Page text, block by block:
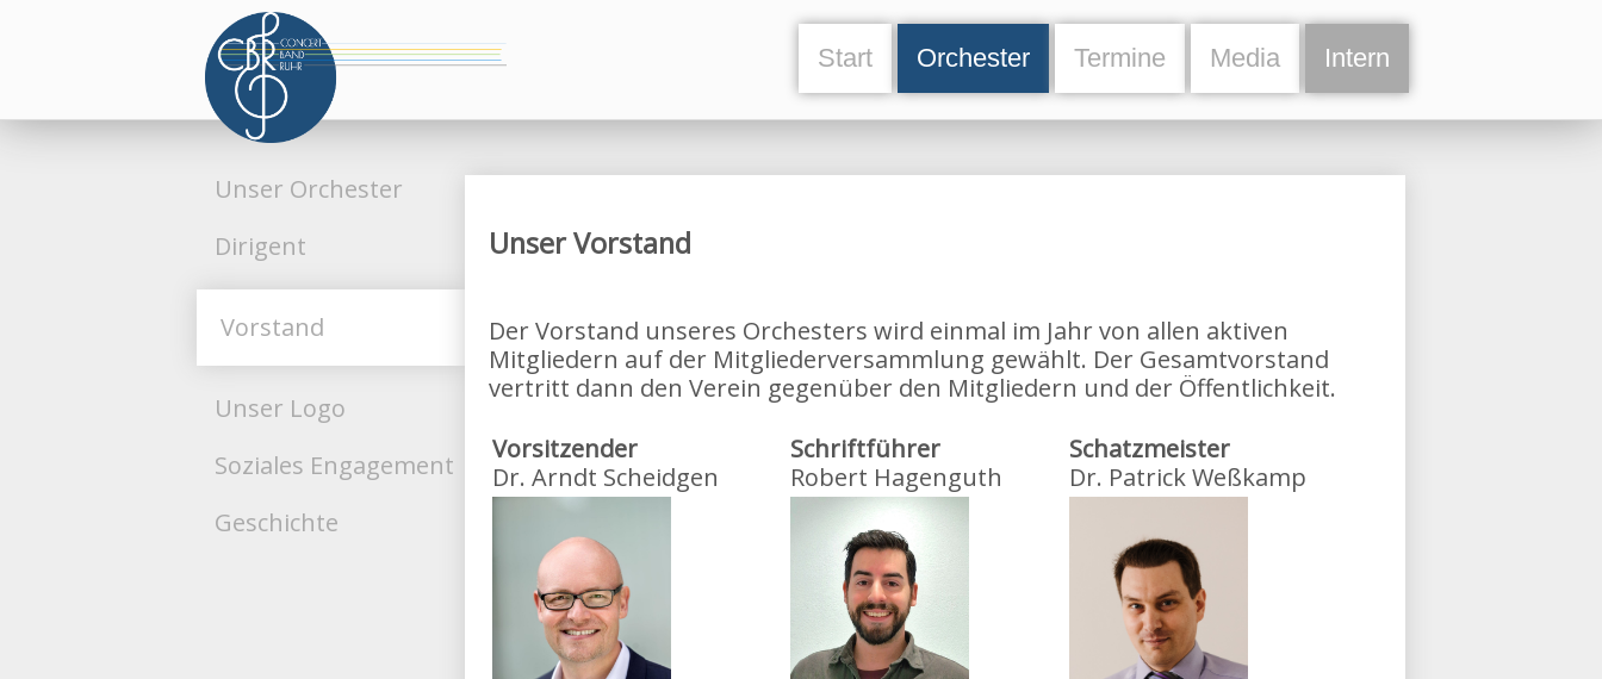
Start Orchester Termine Media Intern
Unser Orchester
Dirigent
Vorstand
Unser Logo
Soziales Engagement
Geschichte
Unser Vorstand
Der Vorstand unseres Orchesters wird einmal im Jahr von allen aktiven
Mitgliedern auf der Mitgliederversammlung gewählt. Der Gesamtvorstand
vertritt dann den Verein gegenüber den Mitgliedern und der Öffentlichkeit.
Vorsitzender
Dr. Arndt Scheidgen
Schriftführer
Robert Hagenguth
Schatzmeister
Dr. Patrick Weßkamp